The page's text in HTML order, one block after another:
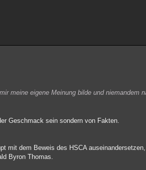
meine eigene Meinung bilde und niemandem
Geschmack sein sondern von Fakten.
mit dem Beweis des HSCA
Byron Thomas.